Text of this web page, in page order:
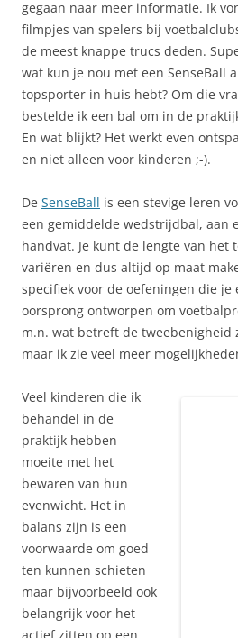
gegaan naar meer informatie. Ik
filmpjes van spelers bij
de meest knappe trucs deden.
wat kun je nou met een SenseBall
topsporter in huis hebt? Om die
bestelde ik een bal om in de
En wat blijkt? Het werkt even
en niet alleen voor kinderen ;-).
De SenseBall is een stevige leren
een gemiddelde wedstrijdbal, aan
handvat. Je kunt de lengte van het
variëren en dus altijd op maat
specifiek voor de oefeningen die je
oorsprong ontworpen om
m.n. wat betreft de tweebenigheid
maar ik zie veel meer
Veel kinderen die ik
behandel in de
praktijk hebben
moeite met het
bewaren van hun
evenwicht. Het in
balans zijn is een
voorwaarde om goed
ten kunnen schieten
maar bijvoorbeeld ook
belangrijk voor het